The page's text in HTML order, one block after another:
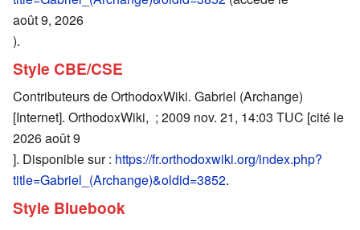
août 9, 2026
).
Style CBE/CSE
Contributeurs de OrthodoxWiki. Gabriel (Archange)
[Internet]. OrthodoxWiki, ; 2009 nov. 21, 14:03 TUC [cité le
2026 août 9
]. Disponible sur : https://fr.orthodoxwiki.org/index.php?
title=Gabriel_(Archange)&oldid=3852.
Style Bluebook